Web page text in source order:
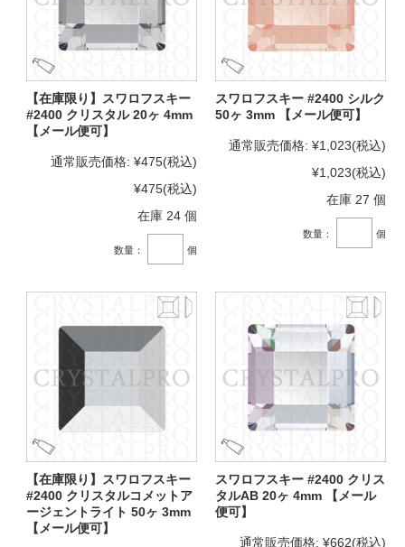
【在庫限り】スワロフスキー
#2400 クリスタル 20ヶ 4mm
【メール便可】
通常販売価格: ¥475(税込)
¥475(税込)
在庫 24 個
数量： 個
スワロフスキー #2400 シルク
50ヶ 3mm 【メール便可】
通常販売価格: ¥1,023(税込)
¥1,023(税込)
在庫 27 個
数量： 個
【在庫限り】スワロフスキー
#2400 クリスタルコメットア
ージェントライト 50ヶ 3mm
【メール便可】
スワロフスキー #2400 クリス
タルAB 20ヶ 4mm 【メール
便可】
通常販売価格: ¥662(税込)